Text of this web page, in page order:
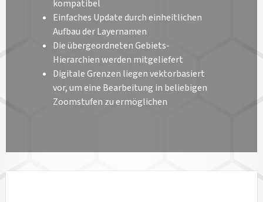
kompatibel
Einfaches Update durch einheitlichen
Aufbau der Layernamen
Die übergeordneten Gebiets-
Hierarchien werden mitgeliefert
Digitale Grenzen liegen vektorbasiert
vor, um eine Bearbeitung in beliebigen
Zoomstufen zu ermöglichen